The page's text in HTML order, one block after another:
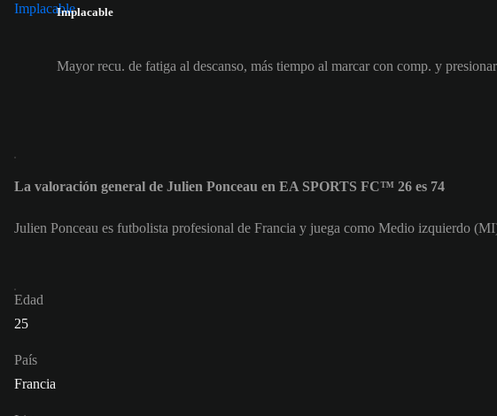
Implacable
Mayor recu. de fatiga al descanso, más tiempo al marcar con comp. y presionar
La valoración general de Julien Ponceau en EA SPORTS FC™ 26 es 74
Julien Ponceau es futbolista profesional de Francia y juega como Medio izquierdo
Edad
25
País
Francia